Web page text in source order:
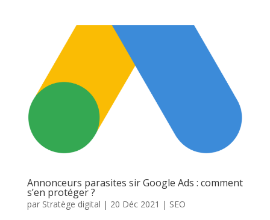
Annonceurs parasites sir Google Ads : comment
s’en protéger ?
par Stratège digital | 20 Déc 2021 | SEO